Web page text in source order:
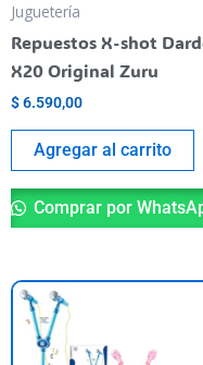
Juguetería
Repuestos X-shot
X20 Original Zuru
$6.590,00
Agregar al carrito
Comprar por